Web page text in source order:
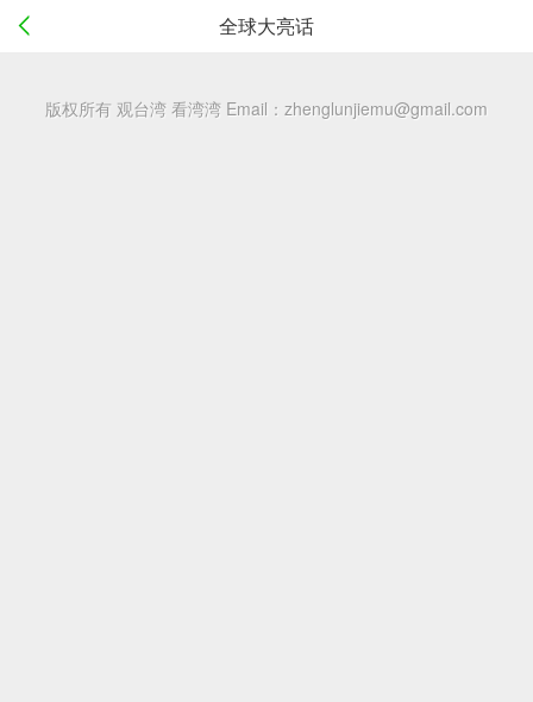
全球大亮话
版权所有 观台湾 看湾湾 Email：zhenglunjiemu@gmail.com